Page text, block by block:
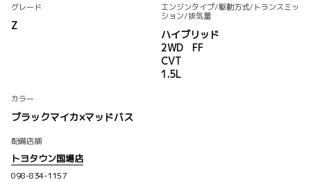
グレード
Z
エンジンタイプ/駆動方式/ トランスミッ
ション/排気量
ハイブリッド
2WD FF
CVT
1.5L
カラー
ブラックマイカ×マッドバス
配備店舗
トヨタウン国場店
098-834-1157